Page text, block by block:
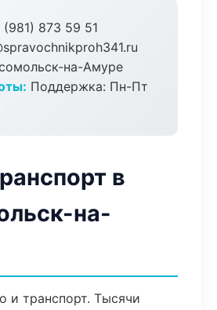
(981) 873 59 51
на-Амуре
Поддержка: Пн-Пт
в
на-
и транспорт. Тысячи